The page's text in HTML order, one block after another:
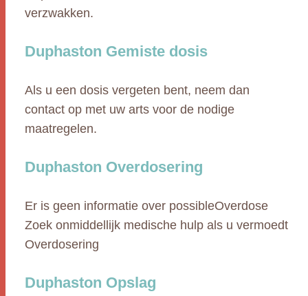
verzwakken.
Duphaston Gemiste dosis
Als u een dosis vergeten bent, neem dan
contact op met uw arts voor de nodige
maatregelen.
Duphaston Overdosering
Er is geen informatie over possibleOverdose
Zoek onmiddellijk medische hulp als u vermoedt
Overdosering
Duphaston Opslag